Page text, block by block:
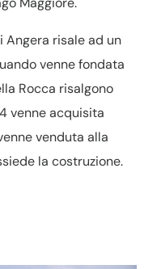
Angera risale ad un
venne fondata
Rocca risalgono
venne acquisita
venduta alla
la costruzione.